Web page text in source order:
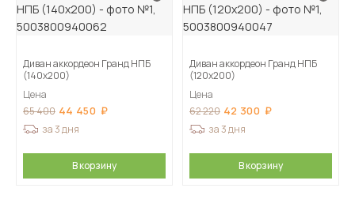
Диван аккордеон Гранд НПБ
(140х200)
Цена
65 400 44 450
за 3 дня
В корзину
Диван аккордеон Гранд НПБ
(120х200)
Цена
62 220 42 300
за 3 дня
В корзину